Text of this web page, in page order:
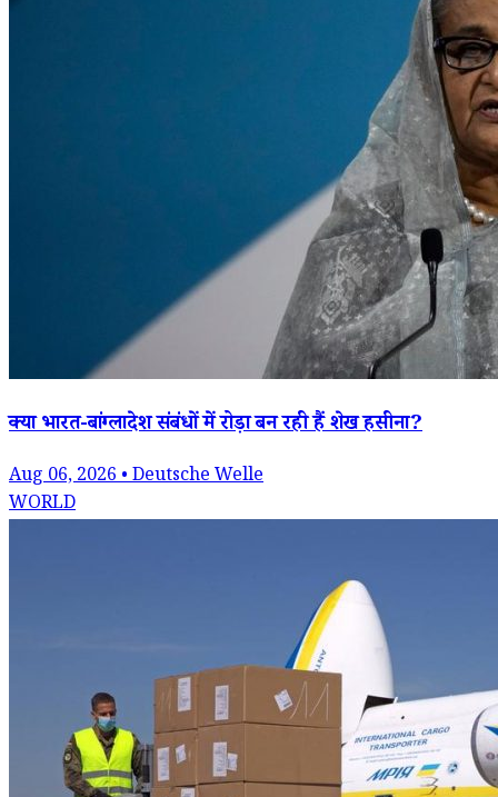
क्या भारत-बांग्लादेश संबंधों में रोड़ा बन रही हैं शेख हसीना?
Aug 06, 2026 • Deutsche Welle
WORLD